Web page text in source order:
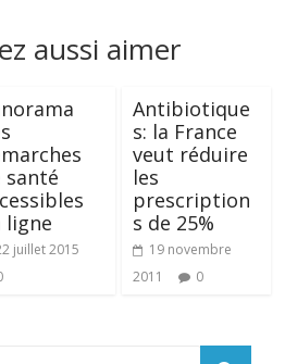
aussi aimer
santé
ligne
juillet 2015
Antibiotique
s: la France
veut réduire
les
prescription
s de 25%
19 novembre
2011
0